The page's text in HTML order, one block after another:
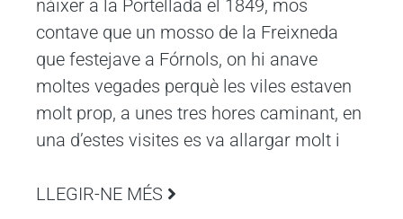
nàixer a la Portellada el 1849, mos
contave que un mosso de la Freixneda
que festejave a Fórnols, on hi anave
moltes vegades perquè les viles estaven
molt prop, a unes tres hores caminant, en
una d’estes visites es va allargar molt i
LLEGIR-NE MÉS